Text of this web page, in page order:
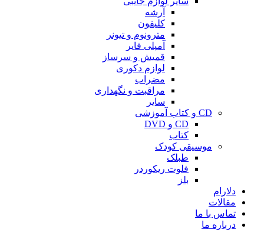
آرشه
کلیفون
مترونوم و تیونر
آمپلی فایر
قمیش و سرساز
لوازم دکوری
مضراب
مراقبت و نگهداری
سایر
CD و کتاب آموزشی
CD و DVD
کتاب
موسیقی کودک
طبلک
فلوت ریکوردر
بلز
دلارام
مقالات
تماس با ما
درباره ما